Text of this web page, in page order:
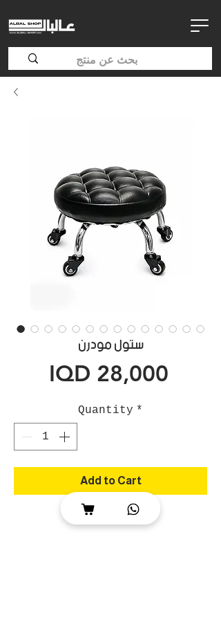
ستول مودرن
IQD 28,000
Quantity *
Add to Cart
ستول مودرن